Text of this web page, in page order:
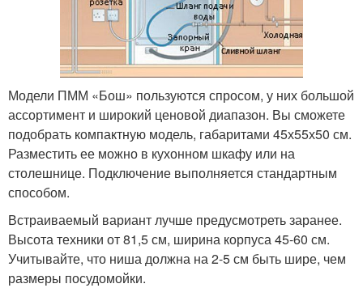
Модели ПММ «Бош» пользуются спросом, у них большой
ассортимент и широкий ценовой диапазон. Вы сможете
подобрать компактную модель, габаритами 45х55х50 см.
Разместить ее можно в кухонном шкафу или на
столешнице. Подключение выполняется стандартным
способом.
Встраиваемый вариант лучше предусмотреть заранее.
Высота техники от 81,5 см, ширина корпуса 45-60 см.
Учитывайте, что ниша должна на 2-5 см быть шире, чем
размеры посудомойки.